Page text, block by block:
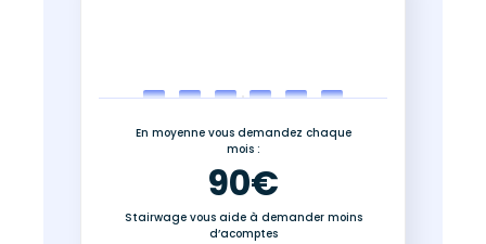
En moyenne vous demandez chaque
mois :
90€
Stairwage vous aide à demander moins
d’acomptes